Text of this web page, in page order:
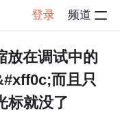
登录 频道
在调试中的
而且只
标就没了